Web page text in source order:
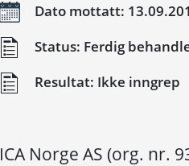
Dato mottatt:
Status: Ferdig
Resultat: Ikke inngrep
ICA Norge AS (org. nr.